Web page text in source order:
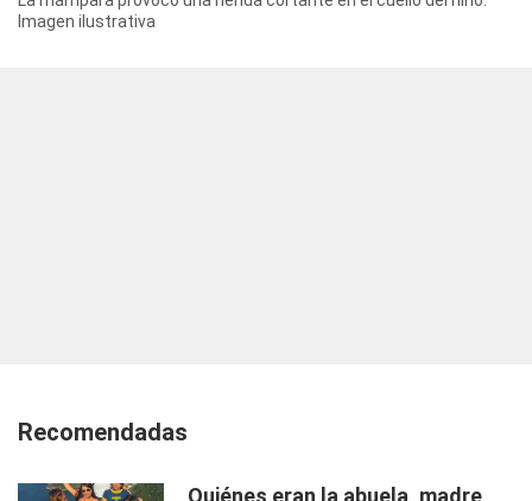
Imagen ilustrativa
Recomendadas
Quiénes eran la abuela, madre